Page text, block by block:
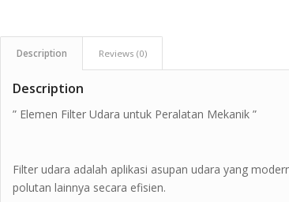
Description Reviews (0)
Description
” Elemen Filter Udara untuk Peralatan Mekanik ”
Filter udara adalah aplikasi asupan udara yang
polutan lainnya secara efisien.